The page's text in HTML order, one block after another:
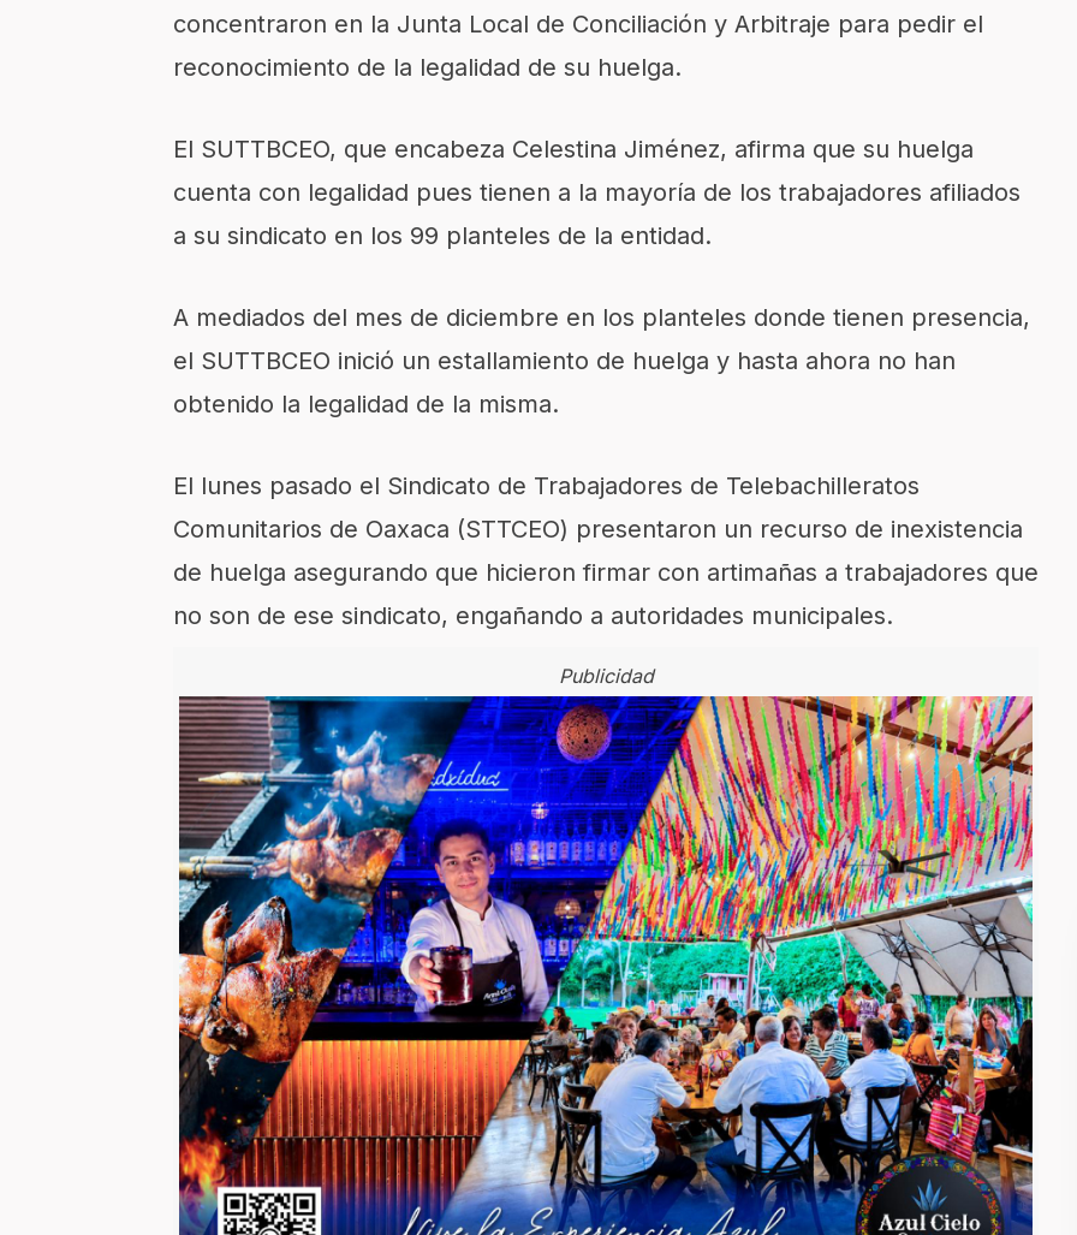
concentraron en la Junta Local de Conciliación y Arbitraje para pedir el
reconocimiento de la legalidad de su huelga.
El SUTTBCEO, que encabeza Celestina Jiménez, afirma que su huelga
cuenta con legalidad pues tienen a la mayoría de los trabajadores afiliados
a su sindicato en los 99 planteles de la entidad.
A mediados del mes de diciembre en los planteles donde tienen presencia,
el SUTTBCEO inició un estallamiento de huelga y hasta ahora no han
obtenido la legalidad de la misma.
El lunes pasado el Sindicato de Trabajadores de Telebachilleratos
Comunitarios de Oaxaca (STTCEO) presentaron un recurso de inexistencia
de huelga asegurando que hicieron firmar con artimañas a trabajadores que
no son de ese sindicato, engañando a autoridades municipales.
Publicidad